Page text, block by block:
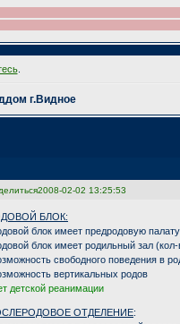
.
г.Видное
2008-02-02 13:25:53
БЛОК:
блок имеет предродовую
блок имеет родильный зал
свободного поведения в
вертикальных родов
детской реанимации
ОТДЕЛЕНИЕ: